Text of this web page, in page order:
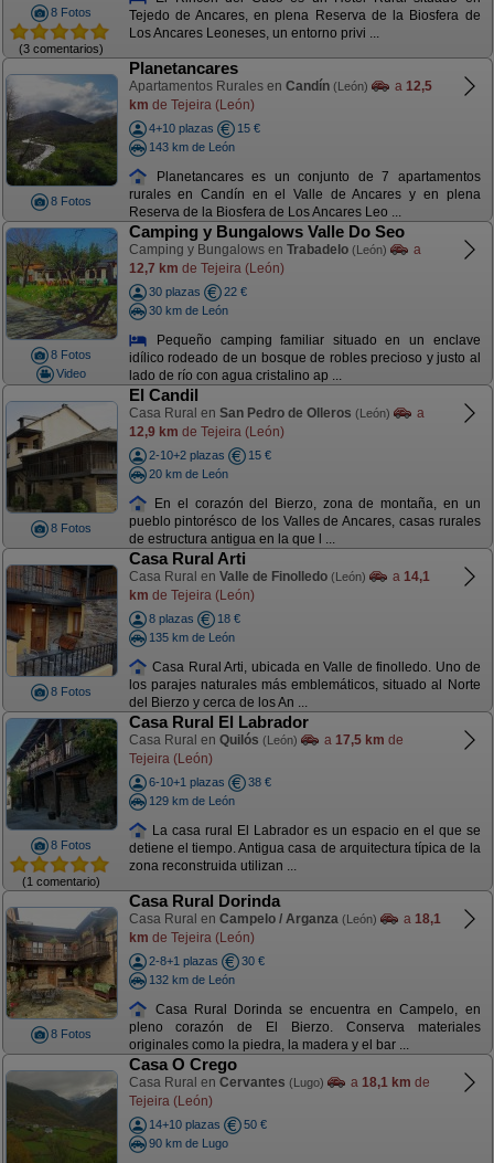
8 Fotos
(3 comentarios)
Tejedo de Ancares, en plena Reserva de la Biosfera de
Los Ancares Leoneses, un entorno privi ...
8 Fotos
Planetancares
Apartamentos Rurales en Candín (León) a 12,5
km de Tejeira (León)
4+10 plazas
15 €
143 km de León
Planetancares es un conjunto de 7 apartamentos
rurales en Candín en el Valle de Ancares y en plena
Reserva de la Biosfera de Los Ancares Leo ...
8 Fotos
Video
Camping y Bungalows Valle Do Seo
Camping y Bungalows en Trabadelo (León)
a
12,7 km de Tejeira (León)
30 plazas
22 €
30 km de León
Pequeño camping familiar situado en un enclave
idílico rodeado de un bosque de robles precioso y justo al
lado de río con agua cristalino ap ...
8 Fotos
El Candil
Casa Rural en San Pedro de Olleros (León)
a
12,9 km de Tejeira (León)
2-10+2 plazas
15 €
20 km de León
En el corazón del Bierzo, zona de montaña, en un
pueblo pintorésco de los Valles de Ancares, casas rurales
de estructura antigua en la que l ...
8 Fotos
Casa Rural Arti
Casa Rural en Valle de Finolledo (León) a 14,1
km de Tejeira (León)
8 plazas
18 €
135 km de León
Casa Rural Arti, ubicada en Valle de finolledo. Uno de
los parajes naturales más emblemáticos, situado al Norte
del Bierzo y cerca de los An ...
8 Fotos
(1 comentario)
Casa Rural El Labrador
Casa Rural en Quilós (León) a 17,5 km de
Tejeira (León)
6-10+1 plazas
38 €
129 km de León
La casa rural El Labrador es un espacio en el que se
detiene el tiempo. Antigua casa de arquitectura típica de la
zona reconstruida utilizan ...
8 Fotos
Casa Rural Dorinda
Casa Rural en Campelo / Arganza (León) a 18,1
km de Tejeira (León)
2-8+1 plazas
30 €
132 km de León
Casa Rural Dorinda se encuentra en Campelo, en
pleno corazón de El Bierzo. Conserva materiales
originales como la piedra, la madera y el bar ...
Casa O Crego
Casa Rural en Cervantes (Lugo) a 18,1 km de
Tejeira (León)
14+10 plazas
50 €
90 km de Lugo